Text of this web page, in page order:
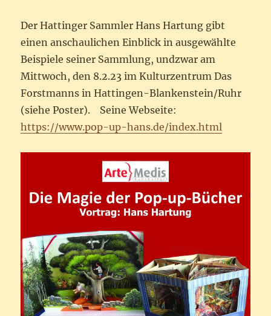
Der Hattinger Sammler Hans Hartung gibt
einen anschaulichen Einblick in ausgewählte
Beispiele seiner Sammlung, undzwar am
Mittwoch, den 8.2.23 im Kulturzentrum Das
Forstmanns in Hattingen-Blankenstein/Ruhr
(siehe Poster). Seine Webseite:
https://www.pop-up-hans.de/index.html